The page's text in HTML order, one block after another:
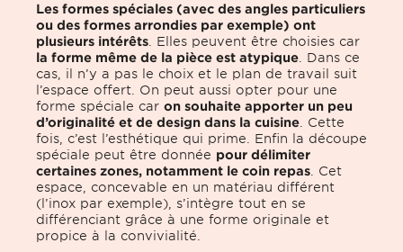
Les formes spéciales (avec des angles particuliers
ou des formes arrondies par exemple) ont
plusieurs intérêts . Elles peuvent être choisies car
la forme même de la pièce est atypique . Dans ce
cas, il n’y a pas le choix et le plan de travail suit
l’espace offert. On peut aussi opter pour une
forme spéciale car on souhaite apporter un peu
d’originalité et de design dans la cuisine . Cette
fois, c’est l’esthétique qui prime. Enfin la découpe
spéciale peut être donnée pour délimiter
certaines zones, notamment le coin repas . Cet
espace, concevable en un matériau différent
(l’inox par exemple), s’intègre tout en se
différenciant grâce à une forme originale et
propice à la convivialité.